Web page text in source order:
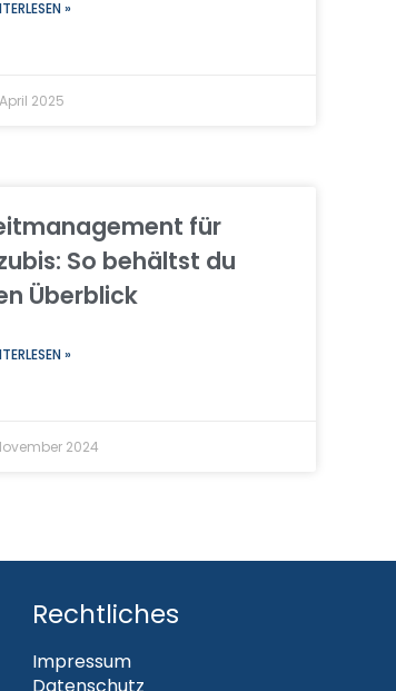
»
2025
für
So behältst du
Überblick
»
2024
Rechtliches
Impressum